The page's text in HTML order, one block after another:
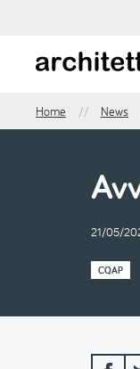
contenuto
principale
Briciole
Home News
21/05/
CQAP